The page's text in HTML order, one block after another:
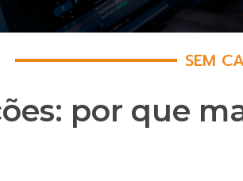
SEM
por que